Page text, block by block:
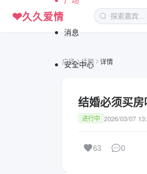
❤久久爱情
消息
安全中心
广场 话题 详情
结婚必须买房
进行中 2026/03/07
63 0